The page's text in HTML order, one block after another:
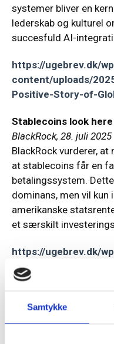
Samtykke
systemer bliver en
lederskab og kulturel
succesfuld AI-
https://ugebrev.dk/
content/uploads/
Positive-Story-of-
Stablecoins look
BlackRock, 28. juli 2025
BlackRock vurderer,
at stablecoins får en
betalingssystem.
dominans, men vil
amerikanske
et særskilt
https://ugebrev.dk/
content/uploads/
here-to-stay.pdf
Resilient growth in
the United States